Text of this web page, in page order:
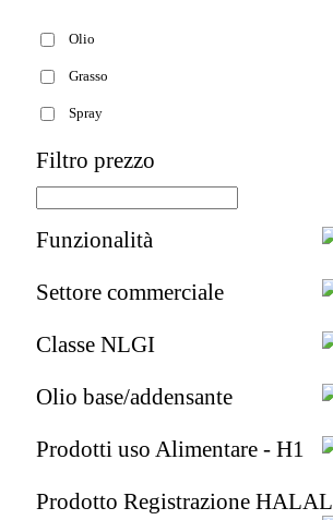
Olio
Grasso
Spray
Filtro prezzo
Funzionalità
Settore commerciale
Classe NLGI
Olio base/addensante
Prodotti uso Alimentare - H1
Prodotto Registrazione HALAL